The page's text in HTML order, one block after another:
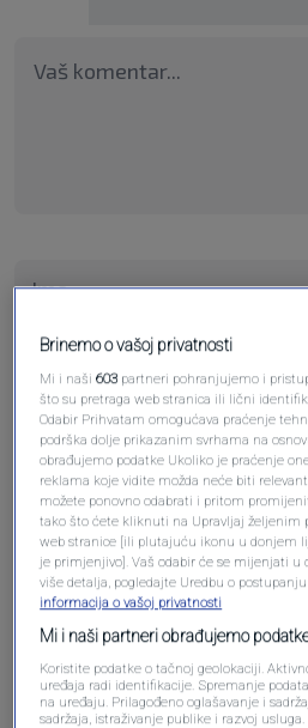
Pošalji
Ups
Dragi Garaplija treba
Entitete kantone i eto mirne
Daytona koji nefunkcijonise
Brinemo o vašoj privatnosti
Mi i naši603 partneri pohranjujemo i
što su pretraga web stranica ili lični
Odabir Prihvatam omogućava praćenje
podrška dolje prikazanim svrhama na
obrađujemo podatke Ukoliko je praćenje
reklama koje vidite možda neće biti
možete ponovno odabrati i pritom
tako što ćete kliknuti na Upravljaj željenim
web stranice [ili plutajuću ikonu u donjem
je primjenjivo]. Vaš odabir će se mijenjati u
više detalja, pogledajte Uredbu o
informacija o vašoj privatnosti
Mi i naši partneri obrađujemo
Koristite podatke o tačnoj geolokaciji.
uređaja radi identifikacije. Spremanje
na uređaju. Prilagođeno oglašavanje i
sadržaja, istraživanje publike i razvoj usluga.